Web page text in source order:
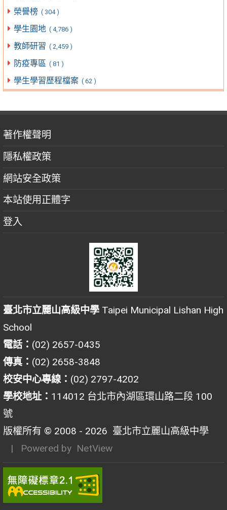
榮譽榜 ( 304 )
學生園地 ( 4,786 )
教師研習 ( 2,459 )
防疫專區 ( 81 )
學生學習歷程檔案 ( 62 )
著作權聲明
隱私權政策
網站安全政策
本站使用正體字
登入
臺北市立麗山高級中學 Taipei Municipal Lishan High
School
電話： (02) 2657-0435
傳真： (02) 2658-3848
校安中心專線： (02) 2797-4202
學校地址： 114012 台北市內湖區環山路二段 100
號
版權所有 © 2008 - 2026 臺北市立麗山高級中學
| Powered by NetView